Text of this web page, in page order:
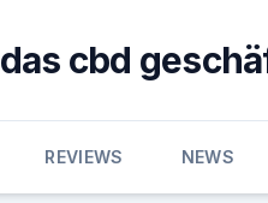
das cbd
REVIEWS NEWS